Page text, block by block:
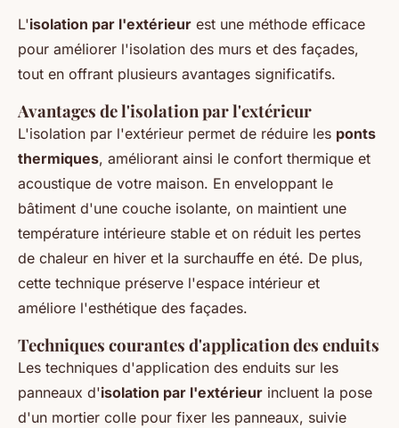
L'isolation par l'extérieur est une méthode efficace
pour améliorer l'isolation des murs et des façades,
tout en offrant plusieurs avantages significatifs.
Avantages de l'isolation par l'extérieur
L'isolation par l'extérieur permet de réduire les ponts
thermiques, améliorant ainsi le confort thermique et
acoustique de votre maison. En enveloppant le
bâtiment d'une couche isolante, on maintient une
température intérieure stable et on réduit les pertes
de chaleur en hiver et la surchauffe en été. De plus,
cette technique préserve l'espace intérieur et
améliore l'esthétique des façades.
Techniques courantes d'application des enduits
Les techniques d'application des enduits sur les
panneaux d'isolation par l'extérieur incluent la pose
d'un mortier colle pour fixer les panneaux, suivie